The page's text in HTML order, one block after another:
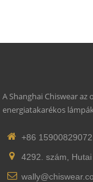
A Shanghai Chiswear
energiatakarékos
+86 15900829072
4292. szám,